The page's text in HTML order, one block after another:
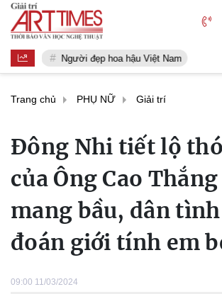
Người đẹp hoa hậu Việt Nam
Trang chủ PHỤ NỮ Giải trí
Đông Nhi tiết lộ
của Ông Cao
mang bầu, dân
đoán giới tính em
09:00 11/03/2024